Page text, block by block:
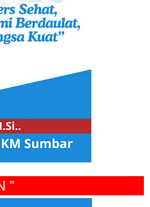
" IKLAN "